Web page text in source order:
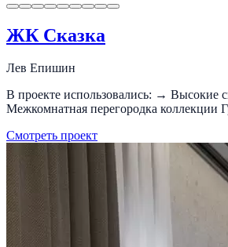
ЖК Сказка
Лев Епишин
В проекте использовались: → Высокие
Межкомнатная перегородка коллекции
Смотреть проект